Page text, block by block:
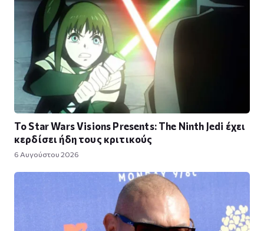
Το Star Wars Visions Presents: The Ninth Jedi έχει
κερδίσει ήδη τους κριτικούς
6 Αυγούστου 2026